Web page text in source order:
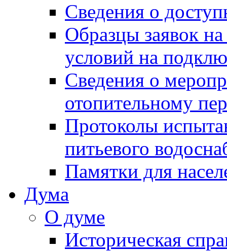
Сведения о
Образцы заявок
условий на
Сведения о
отопительному
Протоколы
питьевого
Памятки для
Дума
О думе
Историческая